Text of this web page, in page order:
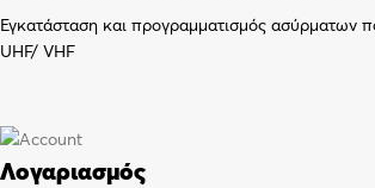
Εγκατάσταση και προγραμματισμός ασύρματων
UHF/ VHF
Λογαριασμός